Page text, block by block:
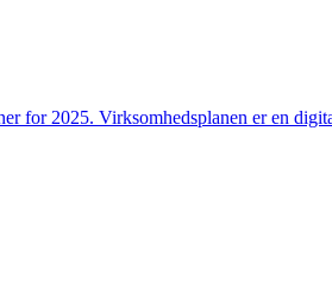
for 2025. Virksomhedsplanen er en